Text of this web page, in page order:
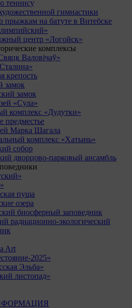
теннису
гимнастики
прыжкам на батуте в Витебске
центр «Логойск»
комплексы
Валовічаў»
крепость
замок
замок
«Сула»
комплекс «Дудутки»
предместье
Марка Шагала
комплекс «Хатынь»
собор
дворцово-парковый ансамбль
пуща
озера
биосферный заповедник
радиационно-экологический
Art
2025»
Эльба»
листопад»